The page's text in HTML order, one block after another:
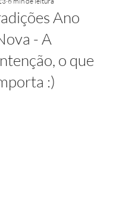
Ano
- A
o que
:)